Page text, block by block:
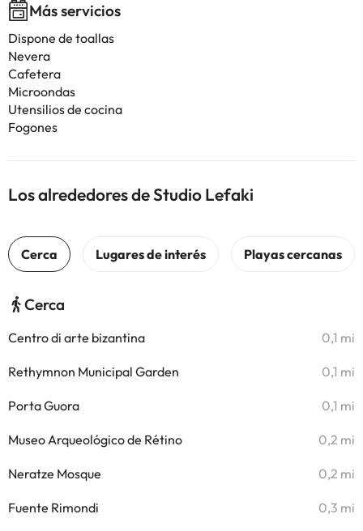
Más servicios
Dispone de toallas
Nevera
Cafetera
Microondas
Utensilios de cocina
Fogones
Los alrededores de Studio Lefaki
Cerca
Centro di arte bizantina 0,1 mi
Rethymnon Municipal Garden 0,1 mi
Porta Guora 0,1 mi
Museo Arqueológico de Rétino 0,2 mi
Neratze Mosque 0,2 mi
Fuente Rimondi 0,3 mi